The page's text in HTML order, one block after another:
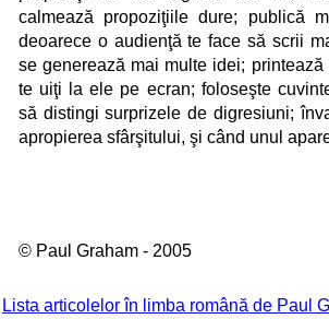
calmează propoziţiile dure; publică
deoarece o audienţă te face să scrii
se generează mai multe idei;
te uiţi la ele pe ecran; foloseşte
să distingi surprizele de digresiuni;
apropierea sfârşitului, şi când unul
© Paul Graham - 2005
Lista articolelor în limba română de Paul